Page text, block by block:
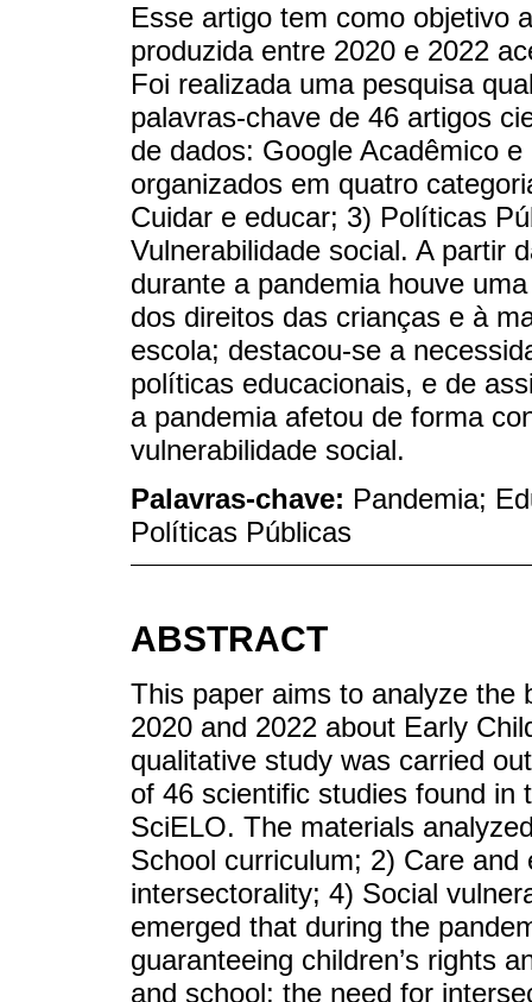
Esse artigo tem como objetivo
produzida entre 2020 e 2022
Foi realizada uma pesquisa
palavras-chave de 46 artigos
de dados: Google Acadêmico
organizados em quatro
Cuidar e educar; 3) Políticas
Vulnerabilidade social. A partir
durante a pandemia houve
dos direitos das crianças e à
escola; destacou-se a
políticas educacionais, e de
a pandemia afetou de forma
vulnerabilidade social.
Palavras-chave: Pandemia;
Políticas Públicas
ABSTRACT
This paper aims to analyze the
2020 and 2022 about Early
qualitative study was carried
of 46 scientific studies found in
SciELO. The materials
School curriculum; 2) Care
intersectorality; 4) Social
emerged that during the
guaranteeing children’s rights
and school; the need for